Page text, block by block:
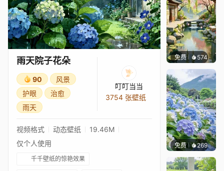
雨天院子花朵
90
风景
护眼
治愈
雨天
叮叮当当
3754 张壁纸
视频格式 动态壁纸
19.46M
仅个人使用
千千壁纸的惊艳效果
免费 574渔小小
免费 269豆子